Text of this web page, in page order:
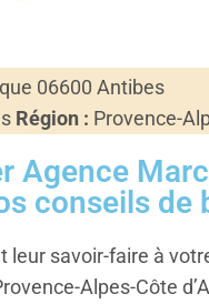
06600 Antibes
Région : Provence-
Agence
conseils de
savoir-faire à
Alpes-Côte